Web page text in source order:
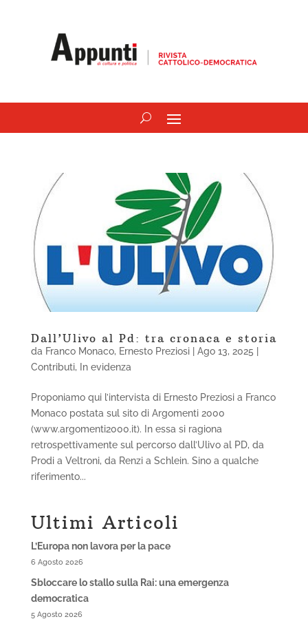
Dall’Ulivo al Pd: tra cronaca e storia
da Franco Monaco, Ernesto Preziosi| Ago 13, 2025
Contributi, In evidenza
Proponiamo qui l’intervista di Ernesto Preziosi a Franco
Monaco postata sul sito di Argomenti 2000
(www.argomenti2000.it). In essa si ragiona
retrospettivamente sul percorso dall’Ulivo al PD, da
Prodi a Veltroni, da Renzi a Schlein. Sino a qualche
riferimento...
Ultimi Articoli
L’Europa non lavora per la pace
6 Agosto 2026
Sbloccare lo stallo sulla Rai: una emergenza
democratica
5 Agosto 2026